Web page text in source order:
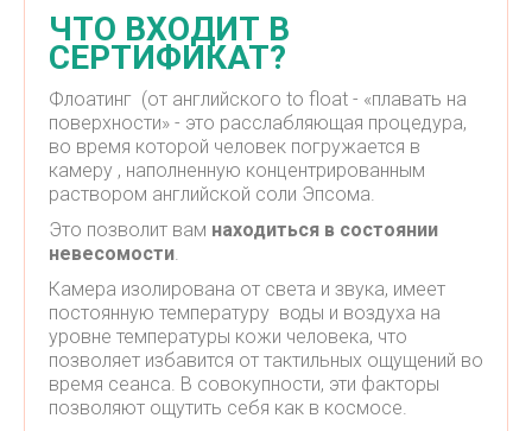
ЧТО ВХОДИТ В
СЕРТИФИКАТ?
Флоатинг (от английского to float - «плавать на
поверхности» - это расслабляющая процедура,
во время которой человек погружается в
камеру , наполненную концентрированным
раствором английской соли Эпсома.
Это позволит вам находиться в состоянии
невесомости.
Камера изолирована от света и звука, имеет
постоянную температуру воды и воздуха на
уровне температуры кожи человека, что
позволяет избавится от тактильных ощущений во
время сеанса. В совокупности, эти факторы
позволяют ощутить себя как в космосе.